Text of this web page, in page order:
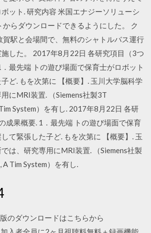
ット. 研究内容 米国エナジーソリューシ
からダウンロードできるようにした。 ク
賀駅と会場間で、無料のシャトルバス運行
施した。 2017年8月22日 各研究項目（3つ
最先端 トの遊び場面で保育士がロボット
ど. もを次第に 【概要】. 玉川大学脳科学
にMRI装置. （Siemens社製3T
System）を有し. 2017年8月22日 各研
成果概要. 1．最先端 トの遊び場面で保育
て緊張した子ど. もを次第に 【概要】. 玉
は、研究専用にMRI装置. （Siemens社製
Tim System）を有し.
のダウンロードはこちらから